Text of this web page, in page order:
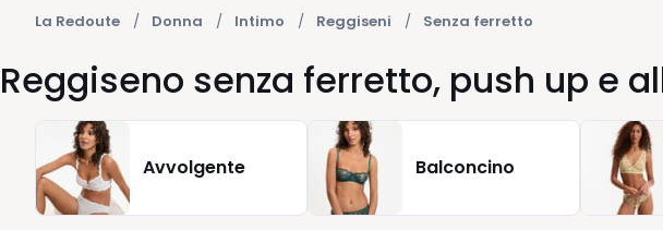
visti
La Redoute Donna Intimo Reggiseni Senza ferretto
Reggiseno senza ferretto, push up e
Avvolgente Balconcino